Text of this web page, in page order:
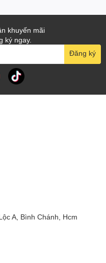
khuyến mãi
ký ngay.
Đăng ký
A, Bình Chánh, Hcm